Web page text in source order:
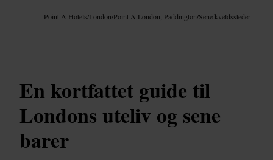
Point A Hotels/London/Point A London, Paddington/Sene kveldssteder
En kortfattet guide til
Londons uteliv og sene
barer